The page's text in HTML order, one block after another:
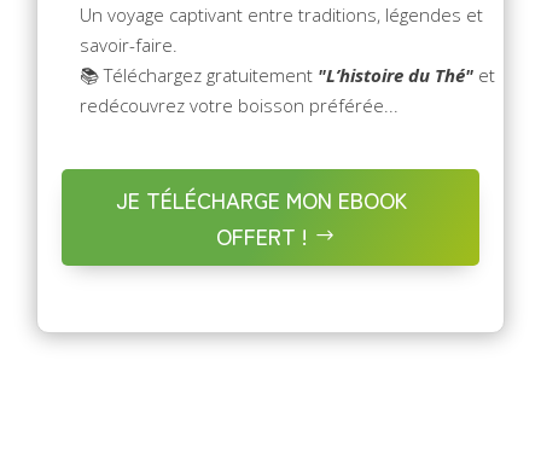
Un voyage captivant entre traditions, légendes et
savoir-faire.
📚 Téléchargez gratuitement "L’histoire du Thé" et
redécouvrez votre boisson préférée...
JE TÉLÉCHARGE MON EBOOK
OFFERT !